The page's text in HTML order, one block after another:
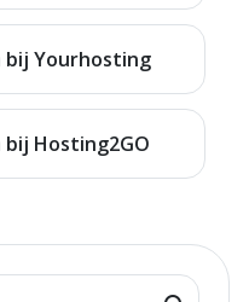
Yourhosting
Hosting2GO